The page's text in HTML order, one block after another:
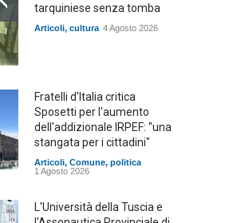
tarquiniese senza tomba
Articoli, cultura 4 Agosto 2026
Fratelli d'Italia critica
Sposetti per l'aumento
dell'addizionale IRPEF: "una
stangata per i cittadini"
Articoli, Comune, politica
1 Agosto 2026
L'Università della Tuscia e